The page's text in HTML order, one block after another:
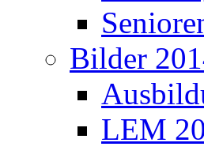
Bilder
LEM